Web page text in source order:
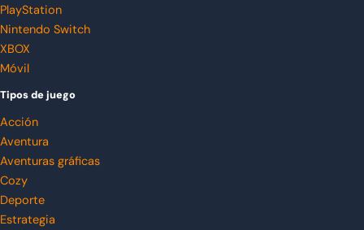
PlayStation
Nintendo Switch
XBOX
Móvil
Tipos de juego
Acción
Aventura
Aventuras gráficas
Cozy
Deporte
Estrategia